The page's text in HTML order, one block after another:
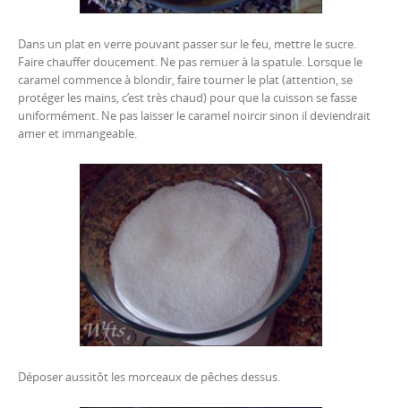
Dans un plat en verre pouvant passer sur le feu, mettre le sucre.
Faire chauffer doucement. Ne pas remuer à la spatule. Lorsque le
caramel commence à blondir, faire tourner le plat (attention, se
protéger les mains, c’est très chaud) pour que la cuisson se fasse
uniformément. Ne pas laisser le caramel noircir sinon il deviendrait
amer et immangeable.
Déposer aussitôt les morceaux de pêches dessus.